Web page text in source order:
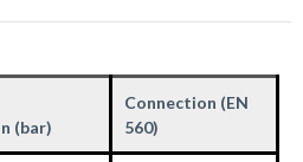
(bar)
Connection (EN
560)